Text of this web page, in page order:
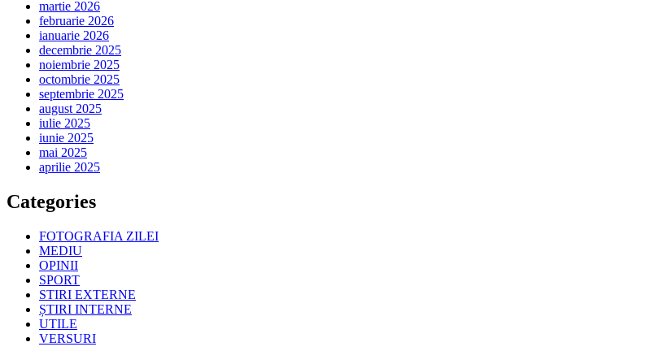
martie 2026
februarie 2026
ianuarie 2026
decembrie 2025
noiembrie 2025
octombrie 2025
septembrie 2025
august 2025
iulie 2025
iunie 2025
mai 2025
aprilie 2025
Categories
FOTOGRAFIA ZILEI
MEDIU
OPINII
SPORT
STIRI EXTERNE
ȘTIRI INTERNE
UTILE
VERSURI